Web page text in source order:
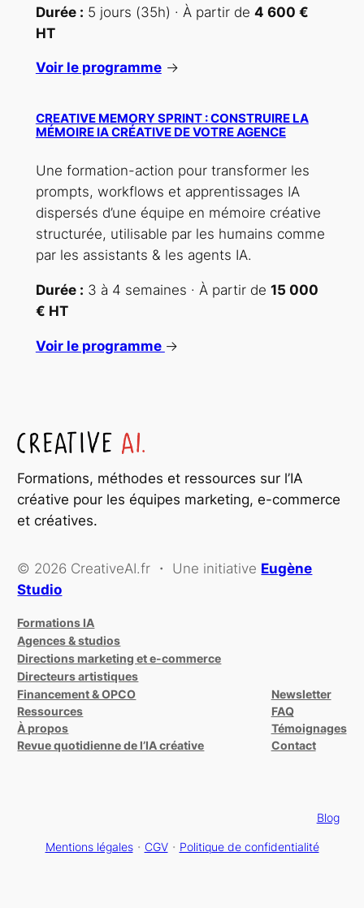
Durée : 5 jours (35h) · À partir de 4 600 €
HT
Voir le programme→
CREATIVE MEMORY SPRINT : CONSTRUIRE LA
MÉMOIRE IA CRÉATIVE DE VOTRE AGENCE
Une formation-action pour transformer les
prompts, workflows et apprentissages IA
dispersés d’une équipe en mémoire créative
structurée, utilisable par les humains comme
par les assistants & les agents IA.
Durée : 3 à 4 semaines · À partir de 15 000
€ HT
Voir le programme →
Formations, méthodes et ressources sur l’IA
créative pour les équipes marketing, e-commerce
et créatives.
© 2026 CreativeAI.fr ・ Une initiative Eugène
Studio
Formations IA
Agences & studios
Directions marketing et e-commerce
Directeurs artistiques
Financement & OPCO
Ressources
À propos
Revue quotidienne de l’IA créative
Newsletter
FAQ
Témoignages
Contact
Blog
Mentions légales・ CGV・ Politique de confidentialité